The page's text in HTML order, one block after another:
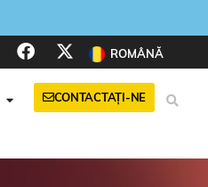
ROMÂNĂ
CONTACTAŢI-NE